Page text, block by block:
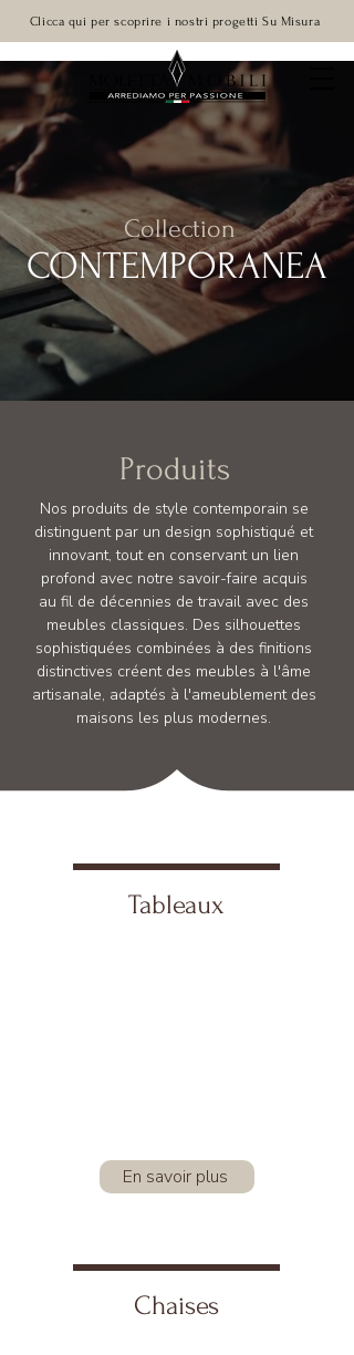
Clicca qui per scoprire i nostri progetti Su Misura
Collection
CONTEMPORANEA
Produits
Nos produits de style contemporain se
distinguent par un design sophistiqué et
innovant, tout en conservant un lien
profond avec notre savoir-faire acquis
au fil de décennies de travail avec des
meubles classiques. Des silhouettes
sophistiquées combinées à des finitions
distinctives créent des meubles à l'âme
artisanale, adaptés à l'ameublement des
maisons les plus modernes.
Tableaux
En savoir plus
Chaises